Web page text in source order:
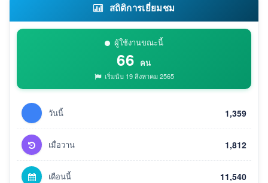
สถิติการเยี่ยมชม
ผู้ใช้งานขณะนี้
66 คน
เริ่มนับ 19 สิงหาคม 2565
วันนี้ 1,359
เมื่อวาน 1,812
เดือนนี้ 11,540